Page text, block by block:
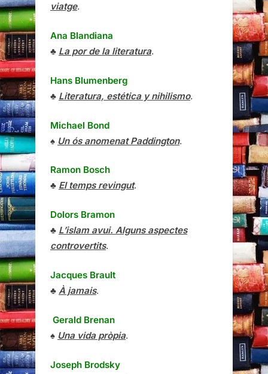
viatge.
Ana Blandiana
♣ La por de la literatura.
Hans Blumenberg
♣ Literatura, estética y nihilismo.
Michael Bond
♠ Un ós anomenat Paddington.
Ramon Bosch
♣ El temps revingut.
Dolors Bramon
♣ L’islam avui. Alguns aspectes
controvertits.
Jacques Brault
♣ À jamais.
Gerald Brenan
♠ Una vida pròpia.
Joseph Brodsky